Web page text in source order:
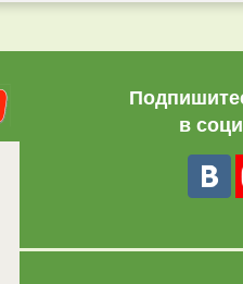
в